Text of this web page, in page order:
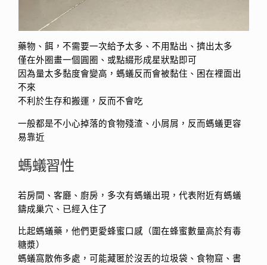
藥物、餌，不需要一次給予太多、不用點出、擠出太多
僅在外圈畫一個圓圈、或點綴形成星狀點即可
因為量太多黏度會變高，螞蟻反而會被黏住、困在裡面出
不來
不利於生存和搬運，反而不會吃
一般都是不小心掉落的食物殘渣、小屑屑，反而螞蟻更容
易靠近
螞蟻習性
若房間、客廳、廚房，多次有螞蟻出現，代表附近有螞蟻
鑄成巢穴、已經入住了
比起螞蟻藥，他們更愛蜂蜜口感（圍在蜂蜜數量高於有毒
糖漿）
螞蟻窩散佈多處，可能藏匿於沒丟的垃圾袋、食物窟、書